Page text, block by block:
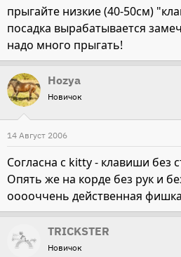
прыгайте низкие (40-50см)
посадка вырабатывается
надо много прыгать!
Hozya
Новичок
14 Август 2006
Согласна с kitty - клавиши без
Опять же на корде без рук и
ооооччень действенная
TRICKSTER
Новичок